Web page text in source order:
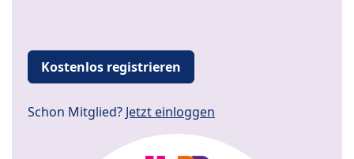
Kostenlos registrieren
Schon Mitglied? Jetzt einloggen